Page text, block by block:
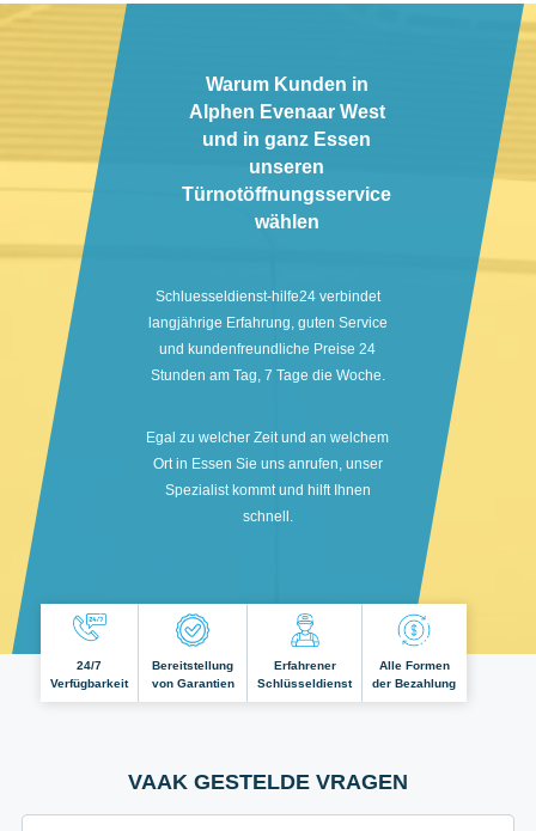
Warum Kunden in
Alphen Evenaar West
und in ganz Essen
unseren
Türnotöffnungsservice
wählen
Schluesseldienst-hilfe24 verbindet
langjährige Erfahrung, guten Service
und kundenfreundliche Preise 24
Stunden am Tag, 7 Tage die Woche.
Egal zu welcher Zeit und an welchem
Ort in Essen Sie uns anrufen, unser
Spezialist kommt und hilft Ihnen
schnell.
24/7
Verfügbarkeit
Bereitstellung
von Garantien
Erfahrener
Schlüsseldienst
Alle Formen
der Bezahlung
VAAK GESTELDE VRAGEN